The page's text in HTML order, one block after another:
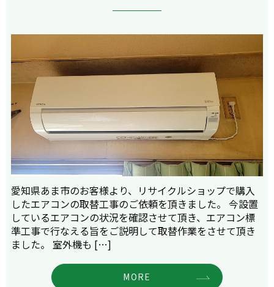
愛知県あま市のお客様より、リサイクルショップで購入
したエアコンの取替工事のご依頼を頂きました。 今設置
しているエアコンの状況を確認させて頂き、エアコン標
準工事で行なえる旨をご説明して取替作業をさせて頂き
ました。 室外機も […]
MORE